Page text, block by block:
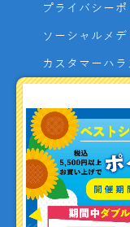
プライバシーポ
ソーシャルメ
カスタマーハ
よくあるご質問
お問い合わせ
利用者資金の保